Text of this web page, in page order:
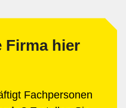
Firma hier
Fachpersonen